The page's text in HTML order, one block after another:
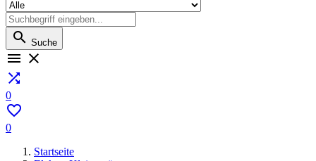
 Suche
 

0

0
Startseite